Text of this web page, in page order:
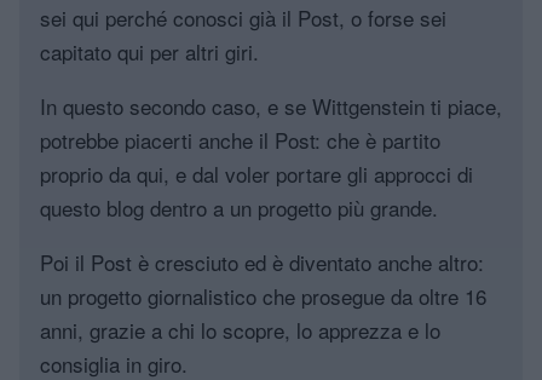
sei qui perché conosci già il Post, o forse sei
capitato qui per altri giri.
In questo secondo caso, e se Wittgenstein ti piace,
potrebbe piacerti anche il Post: che è partito
proprio da qui, e dal voler portare gli approcci di
questo blog dentro a un progetto più grande.
Poi il Post è cresciuto ed è diventato anche altro:
un progetto giornalistico che prosegue da oltre 16
anni, grazie a chi lo scopre, lo apprezza e lo
consiglia in giro.